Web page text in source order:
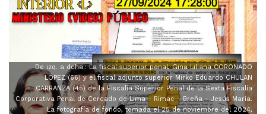
De izq. a dcha.: La fiscal superior penal, Gina Liliana CORONADO
LÓPEZ (66) y el fiscal adjunto superior Mirko Eduardo CHULAN
CARRANZA (45) de la Fiscalía Superior Penal de la Sexta Fiscalía
Corporativa Penal de Cercado de Lima - Rímac - Breña - Jesús María.
La fotografía de fondo, tomada el 25 de noviembre del 2024,